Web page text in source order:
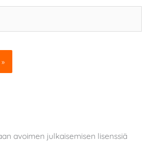
avoimen julkaisemisen lisenssiä